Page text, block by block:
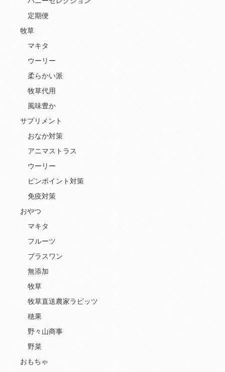
定期便
牧草
マキタ
ウーリー
柔らかい派
牧草代用
風味豊か
サプリメント
おなか対策
アニマストラス
ウーリー
ピンポイント対策
免疫対策
おやつ
マキタ
フルーツ
プラスワン
無添加
牧草
牧草直送農家ラビッツ
穂果
野々山商事
野菜
おもちゃ